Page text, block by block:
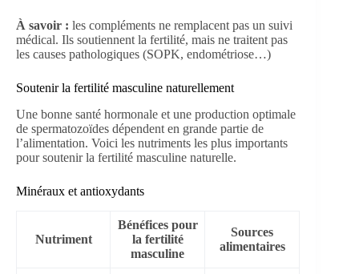
À savoir : les compléments ne remplacent pas un suivi
médical. Ils soutiennent la fertilité, mais ne traitent pas
les causes pathologiques (SOPK, endométriose…)
Soutenir la fertilité masculine naturellement
Une bonne santé hormonale et une production optimale
de spermatozoïdes dépendent en grande partie de
l’alimentation. Voici les nutriments les plus importants
pour soutenir la fertilité masculine naturelle.
Minéraux et antioxydants
Nutriment
Bénéfices pour
la fertilité
masculine
Sources
alimentaires